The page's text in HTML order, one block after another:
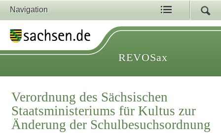
Navigation
REVOSax
Verordnung des Sächsischen
Staatsministeriums für Kultus zur
Änderung der Schulbesuchsordnung